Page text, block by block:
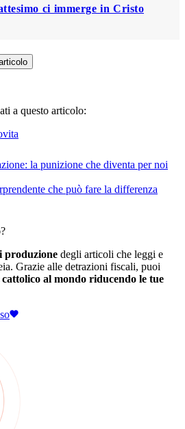
ci immerge in Cristo
a questo articolo:
vita
la punizione che diventa per noi
che può fare la differenza
produzione degli articoli che leggi e
Grazie alle detrazioni fiscali, puoi
al mondo riducendo le tue